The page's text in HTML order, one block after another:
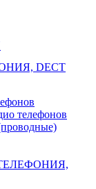
DECT
телефонов